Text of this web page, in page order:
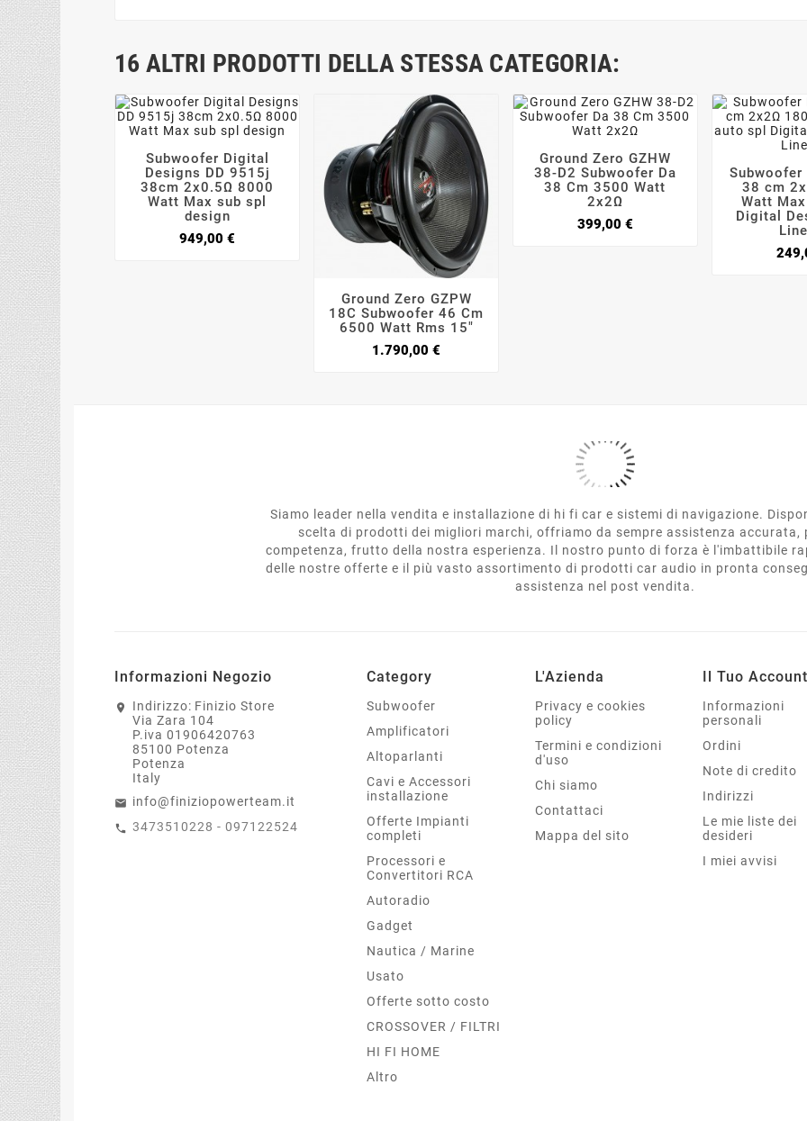
16 ALTRI PRODOTTI DELLA STESSA CATEGORIA:
  
Subwoofer Digital
Designs DD 9515j
38cm 2x0.5Ω 8000
Watt Max sub spl
design
949,00 €
  
Ground Zero GZPW
18C Subwoofer 46 Cm
6500 Watt Rms 15"
1.790,00 €
  
Ground Zero GZHW
38-D2 Subwoofer Da
38 Cm 3500 Watt
2x2Ω
399,00 €Prezzo

Subwoofer
38 cm
Watt
Digital
Siamo leader nella vendita e installazione di hi fi car e sistemi di navigazione.
scelta di prodotti dei migliori marchi, offriamo da sempre assistenza accurata,
competenza, frutto della nostra esperienza. Il nostro punto di forza è l'imbattibile
delle nostre offerte e il più vasto assortimento di prodotti car audio in pronta
assistenza nel post vendita.
Informazioni Negozio
Indirizzo: Finizio Store
Via Zara 104
P.iva 01906420763
85100 Potenza
Potenza
Italy
info@finiziopowerteam.it
3473510228 - 097122524
Category
Subwoofer
Amplificatori
Altoparlanti
Cavi e Accessori
installazione
Offerte Impianti
completi
Processori e
Convertitori RCA
Autoradio
Gadget
Nautica / Marine
Usato
Offerte sotto costo
CROSSOVER / FILTRI
HI FI HOME
Altro
L'Azienda
Privacy e cookies
policy
Termini e condizioni
d'uso
Chi siamo
Contattaci
Mappa del sito
Il Tuo Account
Informazioni
personali
Ordini
Note di credito
Indirizzi
Le mie liste dei
desideri
I miei avvisi